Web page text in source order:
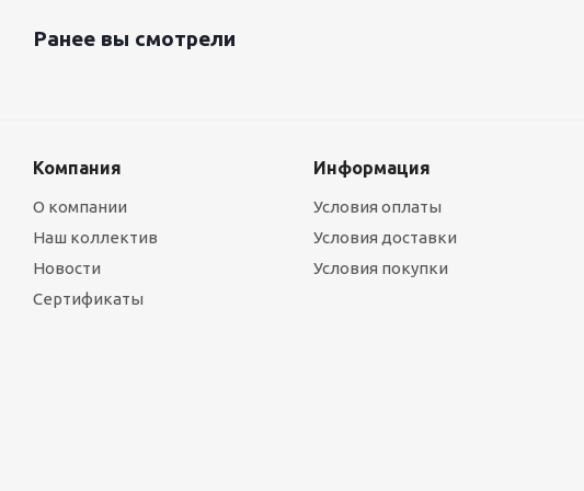
Ранее вы смотрели
Компания
О компании
Наш коллектив
Новости
Сертификаты
Информация
Условия оплаты
Условия доставки
Условия покупки